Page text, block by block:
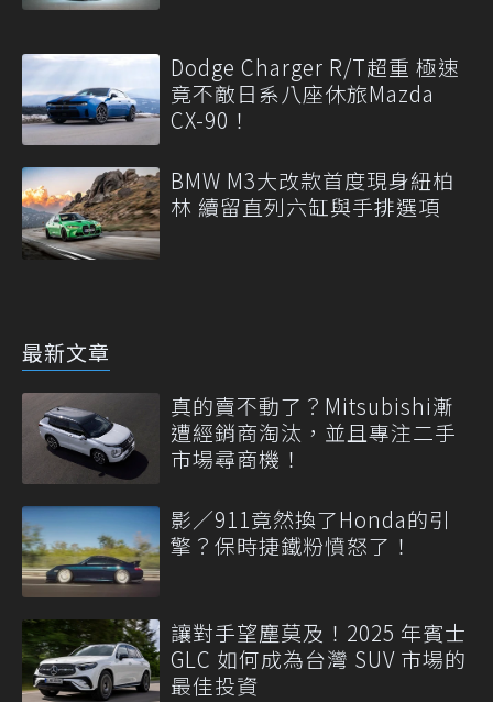
Dodge Charger R/T超重 極速
竟不敵日系八座休旅Mazda
CX-90！
BMW M3大改款首度現身紐柏
林 續留直列六缸與手排選項
最新文章
真的賣不動了？Mitsubishi漸
遭經銷商淘汰，並且專注二手
市場尋商機！
影／911竟然換了Honda的引
擎？保時捷鐵粉憤怒了！
讓對手望塵莫及！2025 年賓士
GLC 如何成為台灣 SUV 市場的
最佳投資